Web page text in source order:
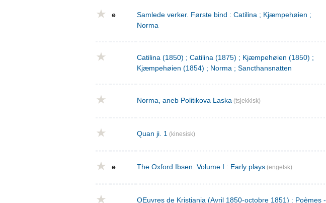
e
Samlede verker. Første bind : Catilina ; Kjæmpehøien ;
Norma
Catilina (1850) ; Catilina (1875) ; Kjæmpehøien (1850) ;
Kjæmpehøien (1854) ; Norma ; Sancthansnatten
Norma, aneb Politikova Laska (tsjekkisk)
Quan ji. 1 (kinesisk)
e The Oxford Ibsen. Volume I : Early plays (engelsk)
OEuvres de Kristiania (Avril 1850-octobre 1851) : Poèmes -